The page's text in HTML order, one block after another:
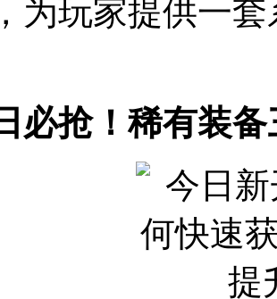
为玩家提供一
必抢！稀有装